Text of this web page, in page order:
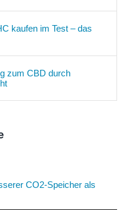
kaufen im Test – das
zum CBD durch
CO2-Speicher als